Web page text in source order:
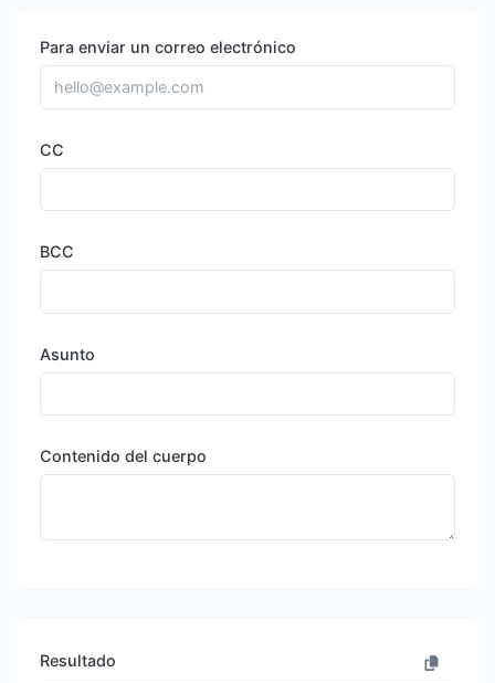
Para enviar un correo electrónico
CC
BCC
Asunto
Contenido del cuerpo
Resultado